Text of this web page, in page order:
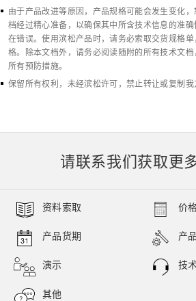
由于产品改进等原因，产品规格可能会发生变化
档经过精心准备，以确保其中所含技术信息的准
在错误。使用滨松产品时，请务必索取交货规格
格。除本文档外，请务必阅读随附的所有技术文
所有预防措施。
保留所有权利，未经滨松许可，禁止转让或复制我
请联系我们获取更
资料索取 价
产品货期 产
演示 技
其他